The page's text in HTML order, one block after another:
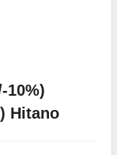
10%)
Hitano